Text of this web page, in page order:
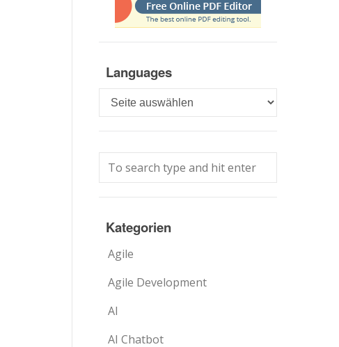
Languages
Languages
Kategorien
Agile
Agile Development
AI
AI Chatbot